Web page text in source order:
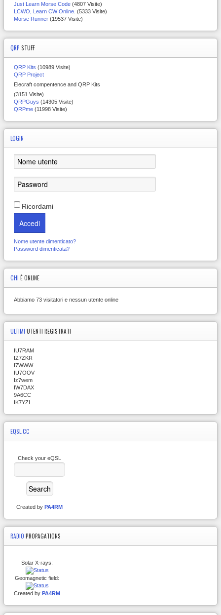
Just Learn Morse Code (4807 Visite)
LCWO, Learn CW Online. (5333 Visite)
Morse Runner (19537 Visite)
QRP STUFF
QRP Kits (10989 Visite)
QRP Project
Elecraft compentence and QRP Kits
(3151 Visite)
QRPGuys (14305 Visite)
QRPme (11998 Visite)
LOGIN
Ricordami
Accedi
Nome utente dimenticato?
Password dimenticata?
CHI È ONLINE
Abbiamo 73 visitatori e nessun utente online
ULTIMI UTENTI REGISTRATI
IU7RAM
IZ7ZKR
I7WWW
IU7OOV
Iz7wem
IW7DAX
9A6CC
IK7YZI
EQSL.CC
Check your eQSL
Created by PA4RM
RADIO PROPAGATIONS
Solar X-rays:
Geomagnetic field:
Created by PA4RM